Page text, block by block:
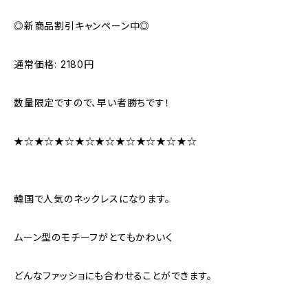
◎新商品割引キャンペーン中◎
通常価格: 2180円
数量限定ですので、早い者勝ちです！
★☆★☆★☆★☆★☆★☆★☆★☆★☆
韓国で人気のネックレスになります。
ムーン型のモチーフがとてもかわいく
どんなファッショにも合わせることができます。